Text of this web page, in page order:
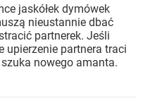
jaskółek dymówek
nieustannie dbać
partnerek. Jeśli
upierzenie partnera traci
nowego amanta.